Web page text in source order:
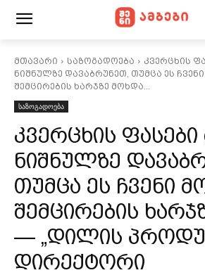
მთავარი საზოგადოება
კვერცხის
ნიშნულზე დავაბრუნეთ, თუმცა ეს
შემცირების ხარჯზე მოხდა...
საზოგადოება
კვერცხის
ნიშნულზე
თუმცა ეს ჩვენი
შემცირების
— „დილის
დირექტორი